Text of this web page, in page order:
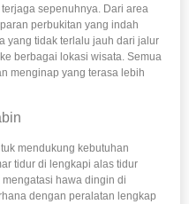
sepenuhnya. Dari area
perbukitan yang indah
yang tidak terlalu jauh dari jalur
berbagai lokasi wisata. Semua
menginap yang terasa lebih
mendukung kebutuhan
tidur di lengkapi alas tidur
hawa dingin di
dengan peralatan lengkap